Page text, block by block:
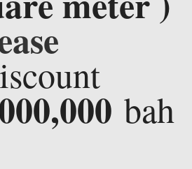
bah